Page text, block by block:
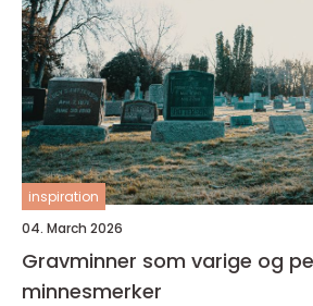
inspiration
04. March 2026
Gravminner som varige og
minnesmerker